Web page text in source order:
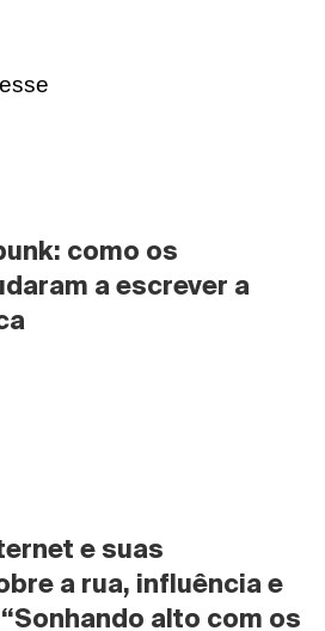
como os
a escrever a
e suas
a rua, influência e
alto com os